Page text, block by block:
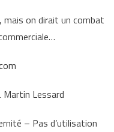
mais on dirait un combat
Martin Lessard
– Pas d’utilisation